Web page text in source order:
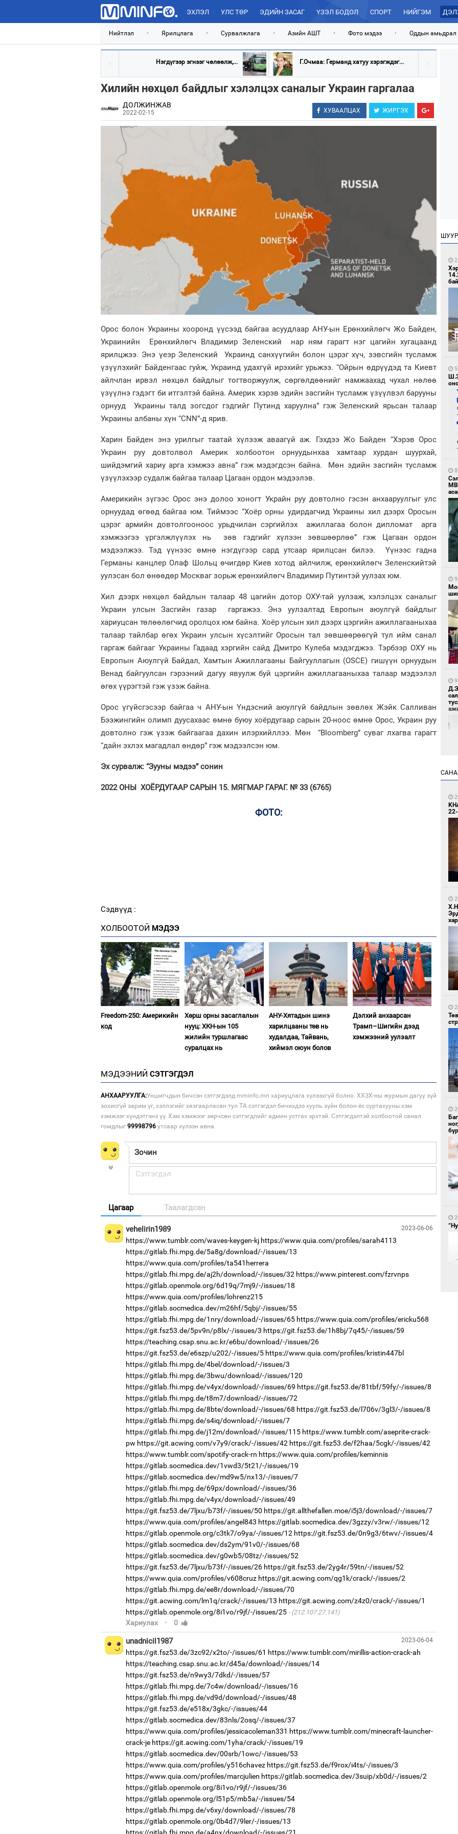
ЭХЛЭЛ УЛС ТӨР ЭДИЙН ЗАСАГ ҮЗЭЛ БОДОЛ СПОРТ НИЙГЭМ
Нийтлэл • Ярилцлага • Сурвалжлага • Азийн АШТ • Фото мэдээ • Оддын амьдрал
Нэгдүгээр эгнээг чөлөөлж,... Г.Очмаа: Германд хатуу хэрэгждэг...
Хилийн нөхцөл байдлыг хэлэлцэх саналыг Украин гаргалаа
ДОЛЖИНЖАВ
2022-02-15 ХУВААЛЦАХ ЖИРГЭХ
Орос болон Украины хооронд үүсээд байгаа асуудлаар АНУ-ын Ерөнхийлөгч Жо Байден,
Украинийн Ерөнхийлөгч Владимир Зеленский нар ням гарагт нэг цагийн хугацаанд
ярилцжээ. Энэ үеэр Зеленский Украинд санхүүгийн болон цэрэг хүч, зэвсгийн тусламж
үзүүлэхийг Байденгаас гуйж, Украинд удахгүй ирэхийг урьжээ. “Ойрын өдрүүдэд та Киевт
айлчлан ирвэл нөхцөл байдлыг тогтворжуулж, сөргөлдөөнийг намжаахад чухал нөлөө
үзүүлнэ гэдэгт би итгэлтэй байна. Америк хэрэв эдийн засгийн тусламж үзүүлвэл барууны
орнууд Украины талд зогсдог гэдгийг Путинд харуулна” гэж Зеленский ярьсан талаар
Украины албаны хүн “CNN”-д ярив.
Харин Байден энэ урилгыг таатай хүлээж аваагүй аж. Гэхдээ Жо Байден “Хэрэв Орос
Украин руу довтолвол Америк холбоотон орнуудынхаа хамтаар хурдан шуурхай,
шийдэмгий хариу арга хэмжээ авна” гэж мэдэгдсэн байна. Мөн эдийн засгийн тусламж
үзүүлэхээр судалж байгаа талаар Цагаан ордон мэдээлэв.
Америкийн зүгээс Орос энэ долоо хоногт Украйн руу довтолно гэсэн анхааруулгыг улс
орнуудад өгөөд байгаа юм. Тиймээс “Хоёр орны удирдагчид Украины хил дээрх Оросын
цэрэг армийн довтолгооноос урьдчилан сэргийлэх ажиллагаа болон дипломат арга
хэмжээгээ үргэлжлүүлэх нь зөв гэдгийг хүлээн зөвшөөрлөө” гэж Цагаан ордон
мэдээлжээ. Тэд үүнээс өмнө нэгдүгээр сард утсаар ярилцсан билээ. Үүнээс гадна
Германы канцлер Олаф Шольц өчигдөр Киев хотод айлчилж, ерөнхийлөгч Зеленскийтэй
уулзсан бол өнөөдөр Москваг зорьж ерөнхийлөгч Владимир Путинтэй уулзах юм.
Хил дээрх нөхцөл байдлын талаар 48 цагийн дотор ОХУ-тай уулзаж, хэлэлцэх саналыг
Украин улсын Засгийн газар гаргажээ. Энэ уулзалтад Европын аюулгүй байдлыг
хариуцсан төлөөлөгчид оролцох юм байна. Хоёр улсын хил дээрх цэргийн ажиллагааныхаа
талаар тайлбар өгөх Украин улсын хүсэлтийг Оросын тал зөвшөөрөөгүй тул ийм санал
гаргаж байгааг Украины Гадаад хэргийн сайд Дмитро Кулеба мэдэгджээ. Тэрбээр ОХУ нь
Европын Аюулгүй Байдал, Хамтын Ажиллагааны Байгууллагын (OSCE) гишүүн орнуудын
Венад байгуулсан гэрээний дагуу явуулж буй цэргийн ажиллагааныхаа талаар мэдээлэл
өгөх үүрэгтэй гэж үзэж байна.
Орос үгүйсгэсээр байгаа ч АНУ-ын Үндэсний аюулгүй байдлын зөвлөх Жэйк Салливан
Бээжингийн олимп дуусахаас өмнө буюу хоёрдугаар сарын 20-ноос өмнө Орос, Украин руу
довтолно гэж үзэж байгаагаа дахин илэрхийллээ. Мөн “Bloomberg” суваг лхагва гарагт
“дайн эхлэх магадлал өндөр” гэж мэдээлсэн юм.
Эх сурвалж: “Зууны мэдээ” сонин
2022 ОНЫ ХОЁРДУГААР САРЫН 15. МЯГМАР ГАРАГ. № 33 (6765)
ФОТО:
Сэдвүүд :
ХОЛБООТОЙ МЭДЭЭ
Freedom-250: Америкийн
код
Хөрш орны засаглалын
нууц: ХКН-ын 105
жилийн туршлагаас
суралцах нь
АНУ-Хятадын шинэ
харилцааны төв нь
худалдаа, Тайвань,
хиймэл оюун болов
Дэлхий анхаарсан
Трамп–Шигийн дээд
хэмжээний уулзалт
МЭДЭЭНИЙ СЭТГЭГДЭЛ
АНХААРУУЛГА:Уншигчдын бичсэн сэтгэгдэлд mminfo.mn хариуцлага хүлээхгүй болно. ХХЗХ-ны журмын дагуу зүй
зохисгүй зарим үг, хэллэгийг хязгаарласан тул ТА сэтгэгдэл бичихдээ хууль зүйн болон ёс суртахууны хэм
хэмжээг хүндэтгэнэ үү. Хэм хэмжээг зөрчсөн сэтгэгдлийг админ устгах эрхтэй. Сэтгэгдэлтэй холбоотой санал
гомдлыг 99998796 утсаар хүлээн авна.
Цагаар Таалагдсан
2023-06-06
vehelirin1989
https://www.tumblr.com/waves-keygen-kj https://www.quia.com/profiles/sarah4113
https://gitlab.fhi.mpg.de/5a8g/download/-/issues/13
https://www.quia.com/profiles/ta541herrera
https://gitlab.fhi.mpg.de/aj2h/download/-/issues/32 https://www.pinterest.com/fzrvnps
https://gitlab.openmole.org/6d19q/7mj9/-/issues/18
https://www.quia.com/profiles/lohrenz215
https://gitlab.socmedica.dev/m26hf/5qbj/-/issues/55
https://gitlab.fhi.mpg.de/1nry/download/-/issues/65 https://www.quia.com/profiles/ericku568
https://git.fsz53.de/5pv9n/p8lx/-/issues/3 https://git.fsz53.de/1h8bj/7q45/-/issues/59
https://teaching.csap.snu.ac.kr/e6bu/download/-/issues/26
https://git.fsz53.de/e6szp/u202/-/issues/5 https://www.quia.com/profiles/kristin447bl
https://gitlab.fhi.mpg.de/4bel/download/-/issues/3
https://gitlab.fhi.mpg.de/3bwu/download/-/issues/120
https://gitlab.fhi.mpg.de/v4yx/download/-/issues/69 https://git.fsz53.de/81tbf/59fy/-/issues/8
https://gitlab.fhi.mpg.de/t8m7/download/-/issues/72
https://gitlab.fhi.mpg.de/8bte/download/-/issues/68 https://git.fsz53.de/l706v/3gl3/-/issues/8
https://gitlab.fhi.mpg.de/s4iq/download/-/issues/7
https://gitlab.fhi.mpg.de/j12m/download/-/issues/115 https://www.tumblr.com/aseprite-crack-
pw https://git.acwing.com/v7y9/crack/-/issues/42 https://git.fsz53.de/f2haa/5cgk/-/issues/42
https://www.tumblr.com/spotify-crack-rn https://www.quia.com/profiles/keminnis
https://gitlab.socmedica.dev/1vwd3/5t21/-/issues/19
https://gitlab.socmedica.dev/md9w5/nx13/-/issues/7
https://gitlab.fhi.mpg.de/69px/download/-/issues/36
https://gitlab.fhi.mpg.de/v4yx/download/-/issues/49
https://git.fsz53.de/7ljxu/b73f/-/issues/50 https://git.allthefallen.moe/i5j3/download/-/issues/7
https://www.quia.com/profiles/angel843 https://gitlab.socmedica.dev/3gzzy/v3rw/-/issues/12
https://gitlab.openmole.org/c3tk7/o9ya/-/issues/12 https://git.fsz53.de/0n9g3/6twv/-/issues/4
https://gitlab.socmedica.dev/ds2ym/91v0/-/issues/68
https://gitlab.socmedica.dev/g0wb5/08tz/-/issues/52
https://git.fsz53.de/7ljxu/b73f/-/issues/26 https://git.fsz53.de/2yg4r/59tn/-/issues/52
https://www.quia.com/profiles/v608cruz https://git.acwing.com/qg1k/crack/-/issues/2
https://gitlab.fhi.mpg.de/ee8r/download/-/issues/70
https://git.acwing.com/lm1q/crack/-/issues/13 https://git.acwing.com/z4z0/crack/-/issues/1
https://gitlab.openmole.org/8i1vo/r9jf/-/issues/25
(212.107.27.141)
Хариулах · 0
2023-06-04
unadnicil1987
https://git.fsz53.de/3zc92/x2to/-/issues/61 https://www.tumblr.com/mirillis-action-crack-ah
https://teaching.csap.snu.ac.kr/d45a/download/-/issues/14
https://git.fsz53.de/n9wy3/7dkd/-/issues/57
https://gitlab.fhi.mpg.de/7c4w/download/-/issues/16
https://gitlab.fhi.mpg.de/vd9d/download/-/issues/48
https://git.fsz53.de/e518x/3gkc/-/issues/44
https://gitlab.socmedica.dev/83nls/2osq/-/issues/37
https://www.quia.com/profiles/jessicacoleman331 https://www.tumblr.com/minecraft-launcher-
crack-je https://git.acwing.com/1yha/crack/-/issues/19
https://gitlab.socmedica.dev/00srb/1owc/-/issues/53
https://www.quia.com/profiles/y516chavez https://git.fsz53.de/f9rox/i4ts/-/issues/3
https://www.quia.com/profiles/marcjulien https://gitlab.socmedica.dev/3suip/xb0d/-/issues/2
https://gitlab.openmole.org/8i1vo/r9jf/-/issues/36
https://gitlab.openmole.org/l51p5/mb5a/-/issues/54
https://gitlab.fhi.mpg.de/v6xy/download/-/issues/78
https://gitlab.openmole.org/0b4d7/9ler/-/issues/13
Үс